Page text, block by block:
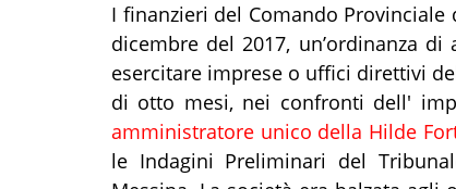
I finanzieri del Comando
dicembre del 2017, un’ordinanza
esercitare imprese o uffici direttivi
di otto mesi, nei confronti dell'
amministratore unico della Hilde
le Indagini Preliminari del